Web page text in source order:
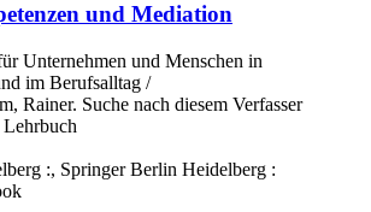
und Mediation
Unternehmen und Menschen in
im Berufsalltag /
Rainer. Suche nach diesem Verfasser
Lehrbuch
:, Springer Berlin Heidelberg :